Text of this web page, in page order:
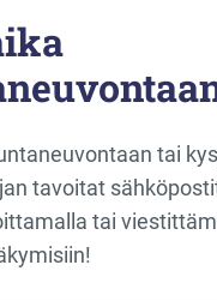
tai
tavoitat
tai